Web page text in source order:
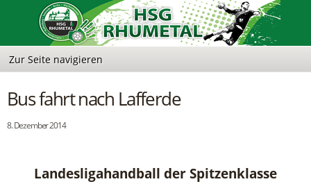
Bus fahrt nach Lafferde
8. Dezember 2014
Landesligahandball der Spitzenklasse